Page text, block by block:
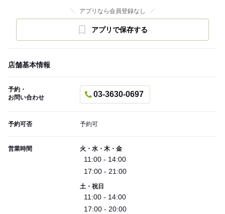
アプリなら会員登録なし
アプリで保存する
店舗基本情報
予約・
お問い合わせ
03-3630-0697
予約可否 予約可
営業時間 火・水・木・金
11:00 - 14:00
17:00 - 21:00
土・祝日
11:00 - 14:00
17:00 - 20:00